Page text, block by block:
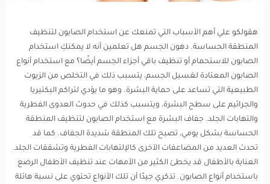
هقولكو علي أهم الأسباب التي تمنعك عن استخدام الصابون لتنظيف
المنطقة الحساسة. دهون الجسم هل تعلمين أنه لا يمكنكِ استخدام
الصابون للاستحمام أو تنظيف باقي أجزاء الجسم أيضًا؟ مع استخدام أنواع
الصابون المعتادة لغسيل الجسم، يتسبب ذلك في التخلص من الزيوت
الطبيعية التي تساعد على حماية البشرة. وهو ما يؤدي لتراكم البكتيريا
والجراثيم على سطح البشرة، ويتسبب كذلك في حدوث العدوى الفطرية
والتهابات الجلد. جفاف البشرة مع استخدام الصابون لتنظيف المنطقة
الحساسة بشكل يومي، تصبح تلك المنطقة شديدة الجفاف. كما قد
تحدث العديد من المضاعفات الآخرى كالإلتهابات الفطرية وتشققات الجلد.
العناية بالأطفال قد يخطئ الكثير من الأمهات عند تنظيف الأطفال الرضع
باستخدام أنواع الصابون. تذكري جيدًا أن تلك الأنواع تحتوي على نسبة هائلة